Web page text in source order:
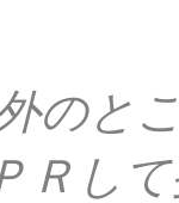
のと
Ｒし